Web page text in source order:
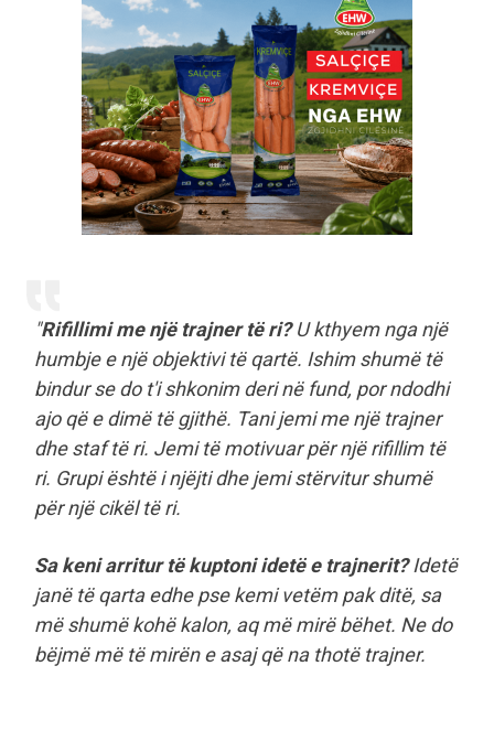
"Rifillimi me një trajner të ri?U kthyem nga një
humbje e një objektivi të qartë. Ishim shumë të
bindur se do t'i shkonim deri në fund, por ndodhi
ajo që e dimë të gjithë. Tani jemi me një trajner
dhe staf të ri. Jemi të motivuar për një rifillim të
ri. Grupi është i njëjti dhe jemi stërvitur shumë
për një cikël të ri.
Sa keni arritur të kuptoni idetë e trajnerit?Idetë
janë të qarta edhe pse kemi vetëm pak ditë, sa
më shumë kohë kalon, aq më mirë bëhet. Ne do
bëjmë më të mirën e asaj që na thotë trajner.